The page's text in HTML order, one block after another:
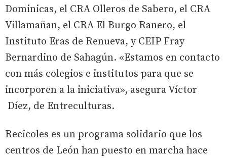
Dominicas, el CRA Olleros de Sabero, el CRA
Villamañan, el CRA El Burgo Ranero, el
Instituto Eras de Renueva, y CEIP Fray
Bernardino de Sahagún. «Estamos en contacto
con más colegios e institutos para que se
incorporen a la iniciativa», asegura Víctor
Díez, de Entreculturas.
Recicoles es un programa solidario que los
centros de León han puesto en marcha hace